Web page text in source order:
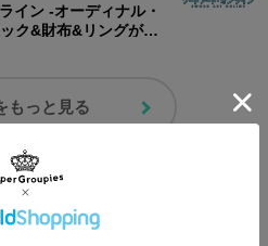
イン -オーディナル・
ク&財布&リングが登
もっと見る